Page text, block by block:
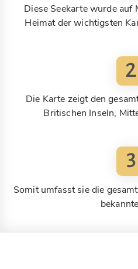
Diese Seekarte wurde auf
Heimat der wichtigsten
2
Die Karte zeigt den
Britischen Inseln,
3
Somit umfasst sie die